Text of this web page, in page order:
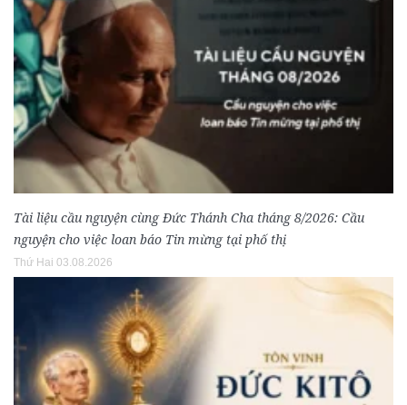
Tài liệu cầu nguyện cùng Đức Thánh Cha tháng 8/2026: Cầu
nguyện cho việc loan báo Tin mừng tại phố thị
Thứ Hai 03.08.2026